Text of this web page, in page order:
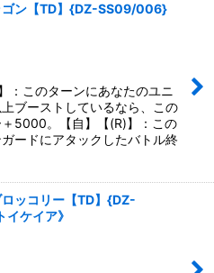
ゴン【TD】{DZ-SS09/006}
このターンにあなたのユニ
ブーストしているなら、この
5000。【自】【(R)】：この
ードにアタックしたバトル終
ッコリー【TD】{DZ-
ケイア》